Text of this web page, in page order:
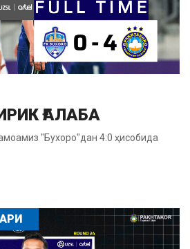
ҒАЛАБА
"Бухоро"дан 4:0 ҳисобида